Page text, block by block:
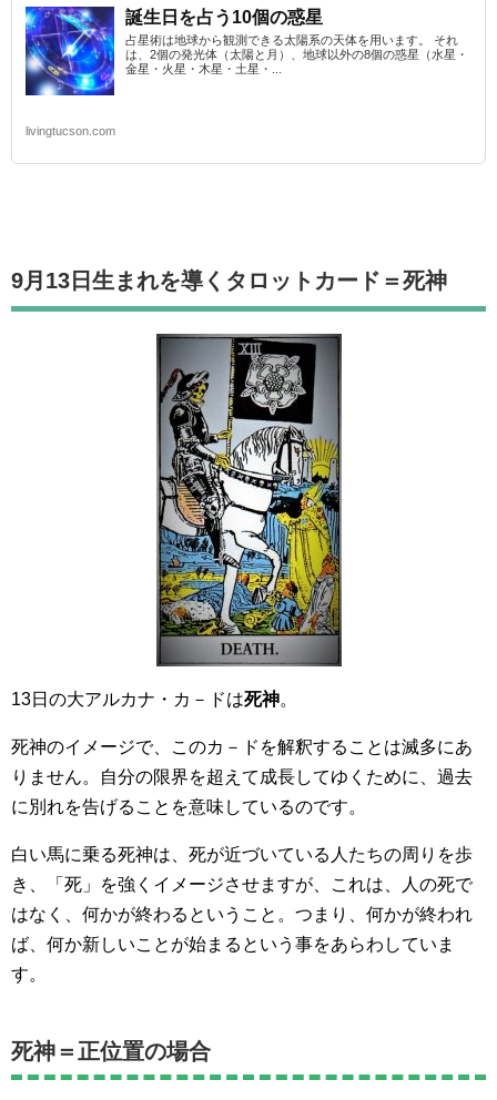
誕生日を占う10個の惑星
占星術は地球から観測できる太陽系の天体を用います。 それ
は、2個の発光体（太陽と月）、地球以外の8個の惑星（水星・
金星・火星・木星・土星・...
livingtucson.com
9月13日生まれを導くタロットカード ＝死神
13日の大アルカナ・カ－ドは死神。
死神のイメージで、このカ－ドを解釈することは滅多にあ
りません。自分の限界を超えて成長してゆくために、過去
に別れを告げることを意味しているのです。
白い馬に乗る死神は、死が近づいている人たちの周りを歩
き、「死」を強くイメージさせますが、これは、人の死で
はなく、何かが終わるということ。つまり、何かが終われ
ば、何か新しいことが始まるという事をあらわしていま
す。
死神＝正位置の場合